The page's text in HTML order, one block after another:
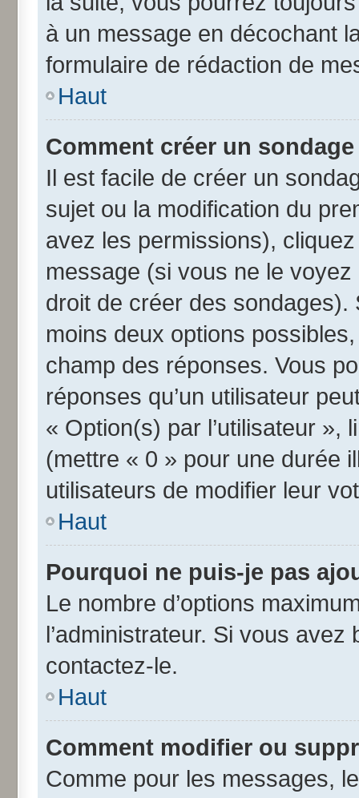
à un message en décochant
formulaire de rédaction de
Haut
Comment créer un
Il est facile de créer un
sujet ou la modification du
avez les permissions),
message (si vous ne le
droit de créer des
moins deux options
champ des réponses. Vous
réponses qu’un utilisateur
« Option(s) par l’utilisateur »,
(mettre « 0 » pour une durée
utilisateurs de modifier leur
Haut
Pourquoi ne puis-je pas
Le nombre d’options
l’administrateur. Si vous avez
contactez-le.
Haut
Comment modifier ou
Comme pour les messages,